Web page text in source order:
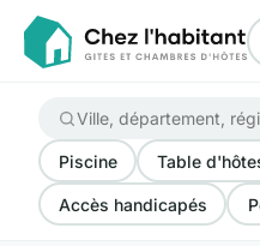
Piscine Table
Accès handicapés